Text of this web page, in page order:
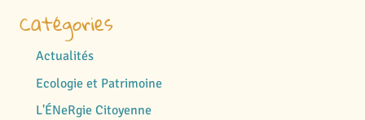
Catégories
Actualités
Ecologie et Patrimoine
L'ÉNeRgie Citoyenne